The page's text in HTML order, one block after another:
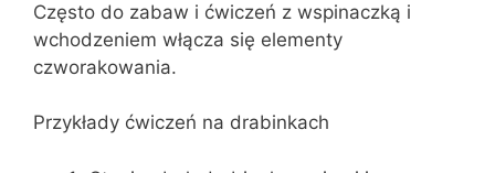
Często do zabaw i ćwiczeń z wspinaczką i
wchodzeniem włącza się elementy
czworakowania.
Przykłady ćwiczeń na drabinkach